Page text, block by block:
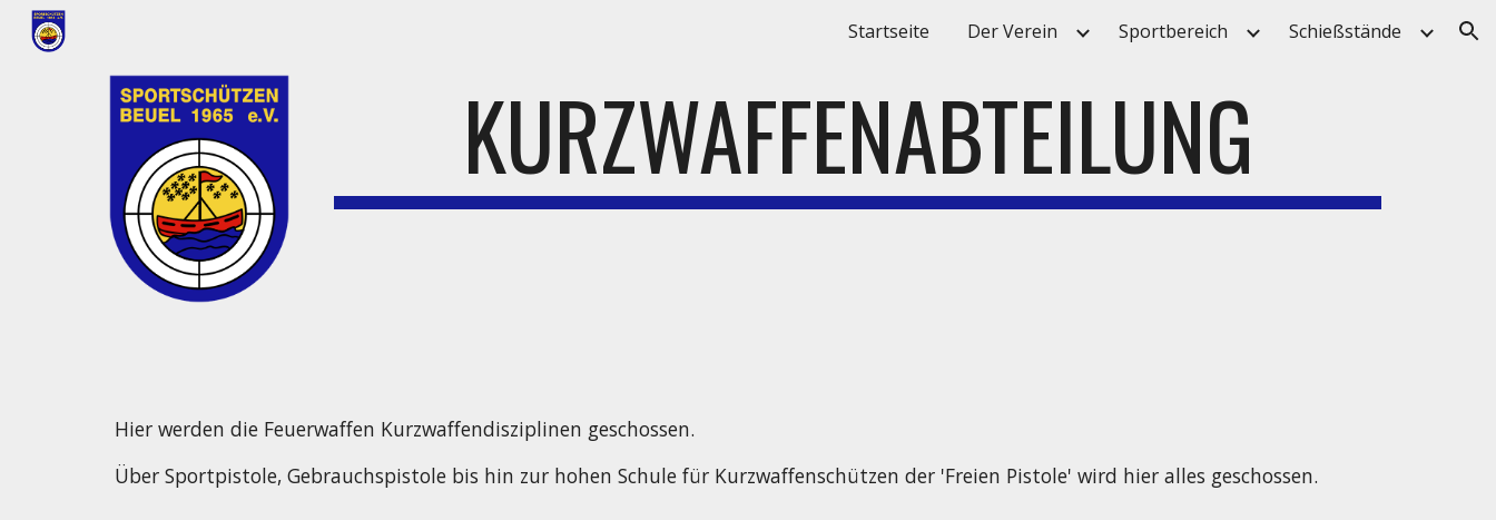
Skip to navigation
Startseite Der Verein Sportbereich Schießstände
KURZWAFFENABTEILUNG
Hier werden die Feuerwaffen Kurzwaffendisziplinen geschossen.
Über Sportpistole, Gebrauchspistole bis hin zur hohen Schule für Kurzwaffenschützen der 'Freien Pistole' wird hier alles geschossen.